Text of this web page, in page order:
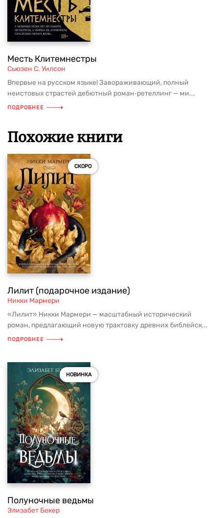
Месть Клитемнестры
Сьюзен С. Уилсон
Впервые на русском языке! Завораживающий, полный
неистовых страстей дебютный роман‑ретеллинг — ми...
ПОДРОБНЕЕ
Похожие книги
СКОРО
Лилит (подарочное издание)
Никки Мармери
«Лилит» Никки Мармери — масштабный исторический
роман, предлагающий новую трактовку древних библейск...
ПОДРОБНЕЕ
НОВИНКА
Полуночные ведьмы
Элизабет Бекер